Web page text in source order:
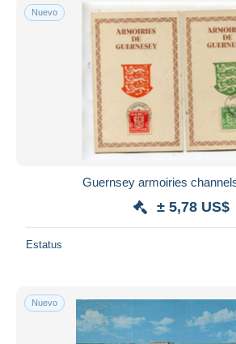
Nuevo
Guernsey armoiries
± 5,78 US$
Estatus
Nuevo